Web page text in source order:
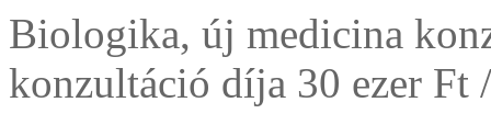
Biologika, új medicina
konzultáció díja 30 ezer Ft